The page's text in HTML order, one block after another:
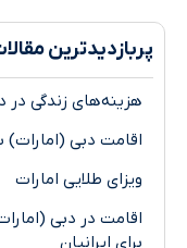
مقالات
زندگی در دبی (برآورد
دبی (امارات) با خرید
طلایی امارات
در دبی (امارات)؛
ایرانیان